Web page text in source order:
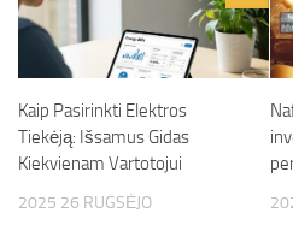
Kaip Pasirinkti Elektros
Tiekėją: Išsamus Gidas
Kiekvienam Vartotojui
2025 26 RUGSĖJO